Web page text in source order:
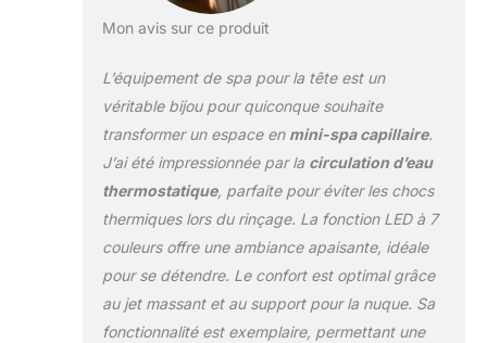
Mon avis sur ce produit
L’équipement de spa pour la tête est un
véritable bijou pour quiconque souhaite
transformer un espace en mini-spa capillaire.
J’ai été impressionnée par la circulation d’eau
thermostatique, parfaite pour éviter les chocs
thermiques lors du rinçage. La fonction LED à 7
couleurs offre une ambiance apaisante, idéale
pour se détendre. Le confort est optimal grâce
au jet massant et au support pour la nuque. Sa
fonctionnalité est exemplaire, permettant une